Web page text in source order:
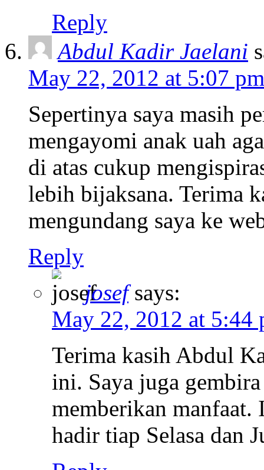
Reply
Abdul Kadir Jaelani
May 22, 2012 at 5:07 pm
Sepertinya saya masih
mengayomi anak uah
di atas cukup
lebih bijaksana. Terima
mengundang saya ke
Reply
josef says:
May 22, 2012 at 5:44
Terima kasih Abdul
ini. Saya juga
memberikan
hadir tiap Selasa dan